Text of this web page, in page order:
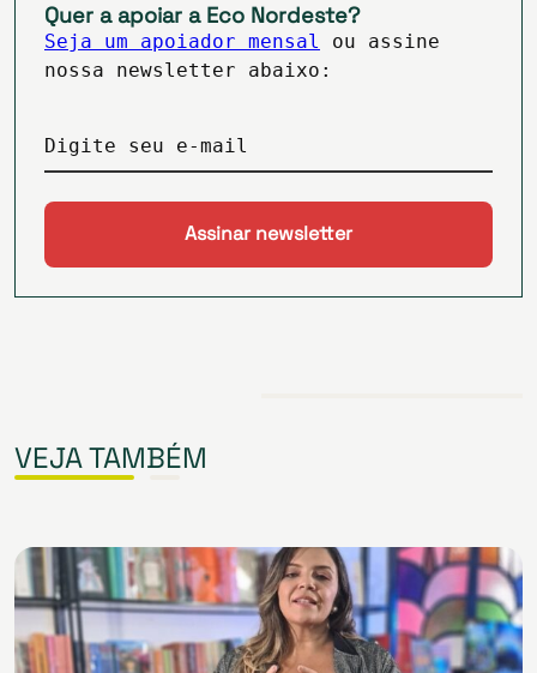
Quer a apoiar a Eco Nordeste?
Seja um apoiador mensal
ou assine
nossa newsletter abaixo:
Digite seu e-mail
VEJA TAMBÉM